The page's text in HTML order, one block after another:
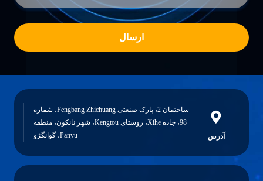
ساختمان 2، پارک صنعتی Fengbang Zhichuang، شماره
98، جاده Xihe، روستای Kengtou، شهر نانکون، منطقه